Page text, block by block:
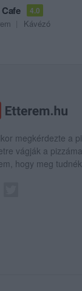
4.0
Kávézó
megkérdezte a
vágják a
hogy meg